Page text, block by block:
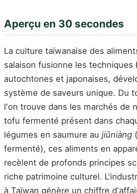
Aperçu en 30 secondes
La culture taïwanaise des
salaison fusionne les techniques
autochtones et japonaises,
système de saveurs unique. Du
l'on trouve dans les marchés de
tofu fermenté présent dans
légumes en saumure au jiǔniàng
fermenté), ces aliments en
recèlent de profonds principes
riche patrimoine culturel.
à Taïwan génère un chiffre